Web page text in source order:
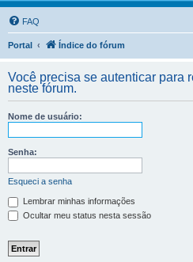
FAQ
Portal Índice do fórum
Você precisa se autenticar para
neste fórum.
Nome de usuário:
Senha:
Esqueci a senha
Lembrar minhas informações
Ocultar meu status nesta sessão